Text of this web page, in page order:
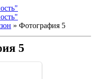
» Фотография 5
5